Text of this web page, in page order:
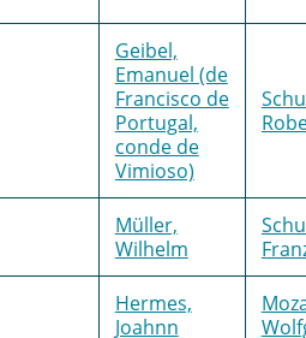
Geibel,
Emanuel (de
Francisco de
Portugal,
conde de
Vimioso)
Müller,
Wilhelm
Hermes,
Joahnn